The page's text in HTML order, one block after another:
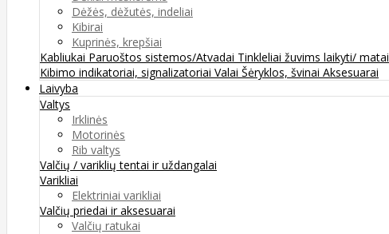
Dėžės, dėžutės, indeliai
Kibirai
Kuprinės, krepšiai
Kabliukai Paruoštos sistemos/Atvadai Tinkleliai žuvims laikyti/ matai
Kibimo indikatoriai, signalizatoriai Valai Šėryklos, švinai Aksesuarai
Laivyba
Valtys
Irklinės
Motorinės
Rib valtys
Valčių / variklių tentai ir uždangalai
Varikliai
Elektriniai varikliai
Valčių priedai ir aksesuarai
Valčių ratukai